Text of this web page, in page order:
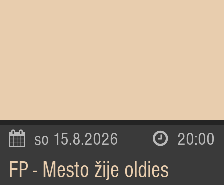
so 15.8.2026 20:00
FP - Mesto žije oldies